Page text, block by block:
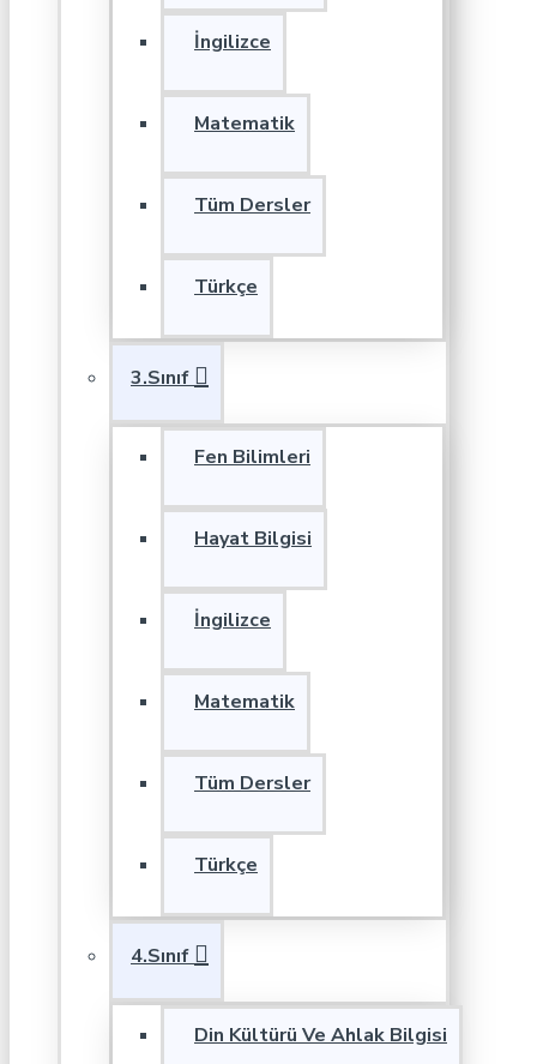
İngilizce
Matematik
Tüm Dersler
Türkçe
3.Sınıf
Fen Bilimleri
Hayat Bilgisi
İngilizce
Matematik
Tüm Dersler
Türkçe
4.Sınıf
Din Kültürü Ve Ahlak Bilgisi